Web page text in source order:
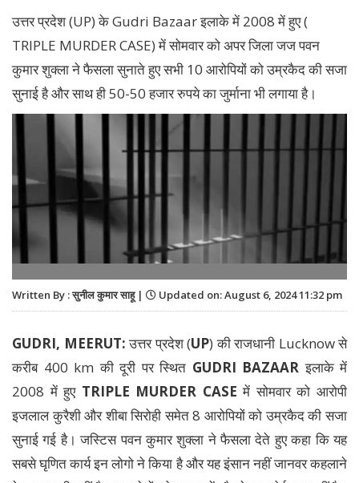
उत्तर प्रदेश (UP) के Gudri Bazaar इलाके में 2008 में हुए (
TRIPLE MURDER CASE) में सोमवार को अपर जिला जज पवन
कुमार शुक्ला ने फैसला सुनाते हुए सभी 10 आरोपियों को उम्रकैद की सजा
सुनाई है और साथ ही 50-50 हजार रुपये का जुर्माना भी लगाया है।
Written By : सुनील कुमार साहू | Updated on: August 6, 2024 11:32 pm
GUDRI, MEERUT:उत्तर प्रदेश (UP) की राजधानी Lucknow से
करीब 400 km की दूरी पर स्थित GUDRI BAZAAR इलाके में
2008 में हुए TRIPLE MURDER CASE में सोमवार को आरोपी
इजलाल कुरैशी और शीबा सिरोही समेत 8 आरोपियों को उम्रकैद की सजा
सुनाई गई है। जस्टिस पवन कुमार शुक्ला ने फैसला देते हुए कहा कि यह
सबसे घृणित कार्य इन लोगो ने किया है और यह इंसान नहीं जानवर कहलाने